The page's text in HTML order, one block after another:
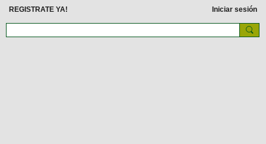
REGISTRATE YA! Iniciar sesión